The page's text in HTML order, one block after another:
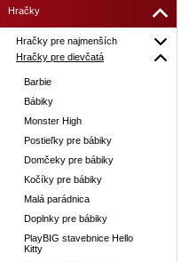
Hračky
Hračky pre najmenších
Hračky pre dievčatá
Barbie
Bábiky
Monster High
Postieľky pre bábiky
Domčeky pre bábiky
Kočíky pre bábiky
Malá parádnica
Doplnky pre bábiky
PlayBIG stavebnice Hello
Kitty